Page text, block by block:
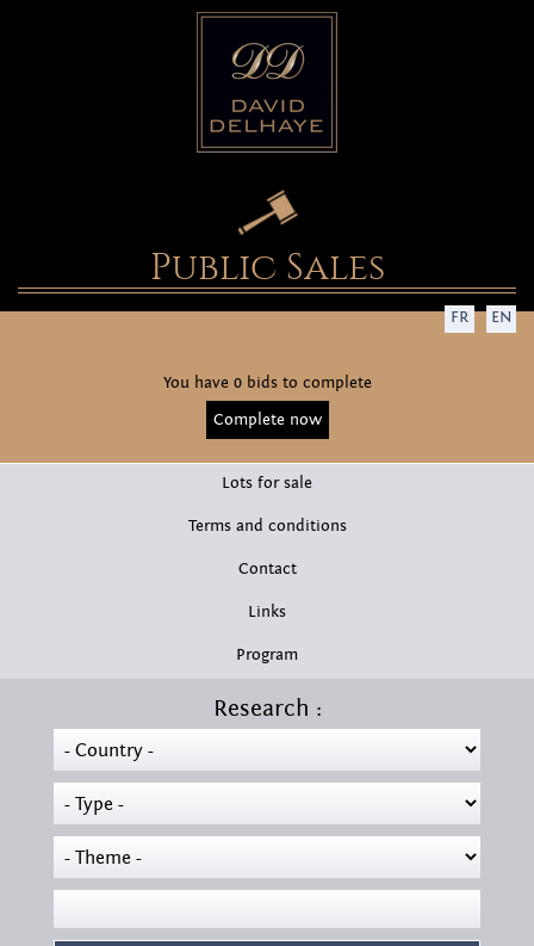
Public Sales
FR EN
You have 0 bids to complete
Complete now
Lots for sale
Terms and conditions
Contact
Links
Program
Research :